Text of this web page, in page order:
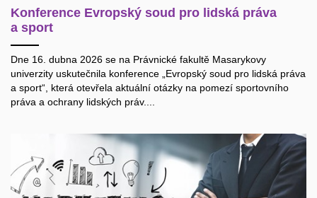
Konference Evropský soud pro lidská práva
a sport
Dne 16. dubna 2026 se na Právnické fakultě Masarykovy
univerzity uskutečnila konference „Evropský soud pro lidská práva
a sport“, která otevřela aktuální otázky na pomezí sportovního
práva a ochrany lidských práv....